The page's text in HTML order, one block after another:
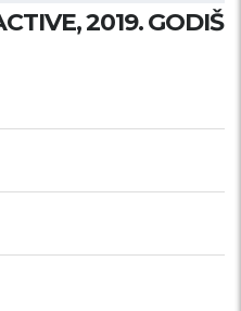
2019. GODIŠ